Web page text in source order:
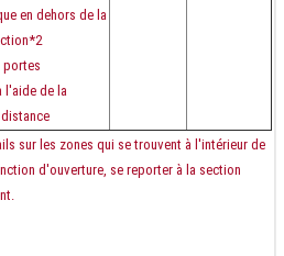
en dehors de la
portes
l'aide de la
sur les zones qui se trouvent à l'intérieur de
d'ouverture, se reporter à la section